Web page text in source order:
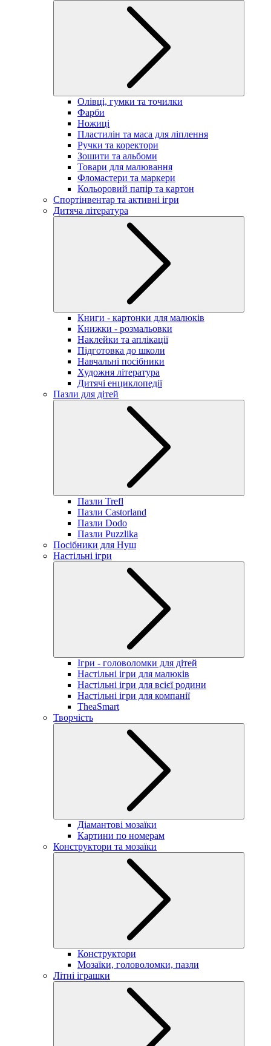
Олівці, гумки та точилки
Фарби
Ножиці
Пластилін та маса для ліплення
Ручки та коректори
Зошити та альбоми
Товари для малювання
Фломастери та маркери
Кольоровий папір та картон
Спортінвентар та активні ігри
Дитяча література
Книги - картонки для малюків
Книжки - розмальовки
Наклейки та аплікації
Підготовка до школи
Навчальні посібники
Художня література
Дитячі енциклопедії
Пазли для дітей
Пазли Trefl
Пазли Castorland
Пазли Dodo
Пазли Puzzlika
Посібники для Нуш
Настільні ігри
Ігри - головоломки для дітей
Настільні ігри для малюків
Настільні ігри для всієї родини
Настільні ігри для компанії
TheaSmart
Творчість
Діамантові мозаїки
Картини по номерам
Конструктори та мозаїки
Конструктори
Мозаїки, головоломки, пазли
Літні іграшки